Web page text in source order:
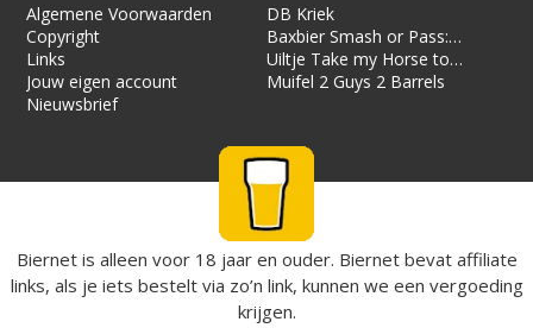
Algemene Voorwaarden
Copyright
Links
Jouw eigen account
Nieuwsbrief
DB Kriek
Baxbier Smash or Pass:
Strata
Uiltje Take my Horse to
the Hotel Room
Muifel 2 Guys 2 Barrels
Biernet is alleen voor 18 jaar en ouder. Biernet bevat affiliate
links, als je iets bestelt via zo’n link, kunnen we een vergoeding
krijgen.